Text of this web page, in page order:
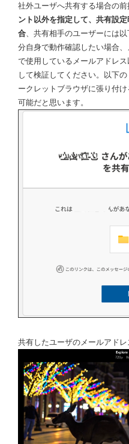
社外ユーザへ共有する場合の前
ント以外を指定して、共有設
合 、共有相手のユーザーには
分自身で動作確認したい場合
で使用しているメールアドレ
して検証してください。以下
ークレットブラウザに張り付
可能だと思います。
共有したユーザのメールアドレ